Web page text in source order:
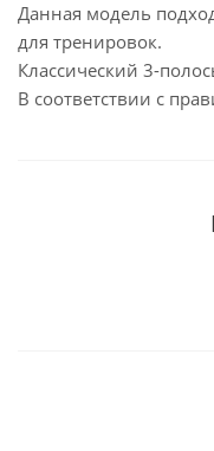
Данная модель
для тренировок.
Классический 3-
В соответствии с